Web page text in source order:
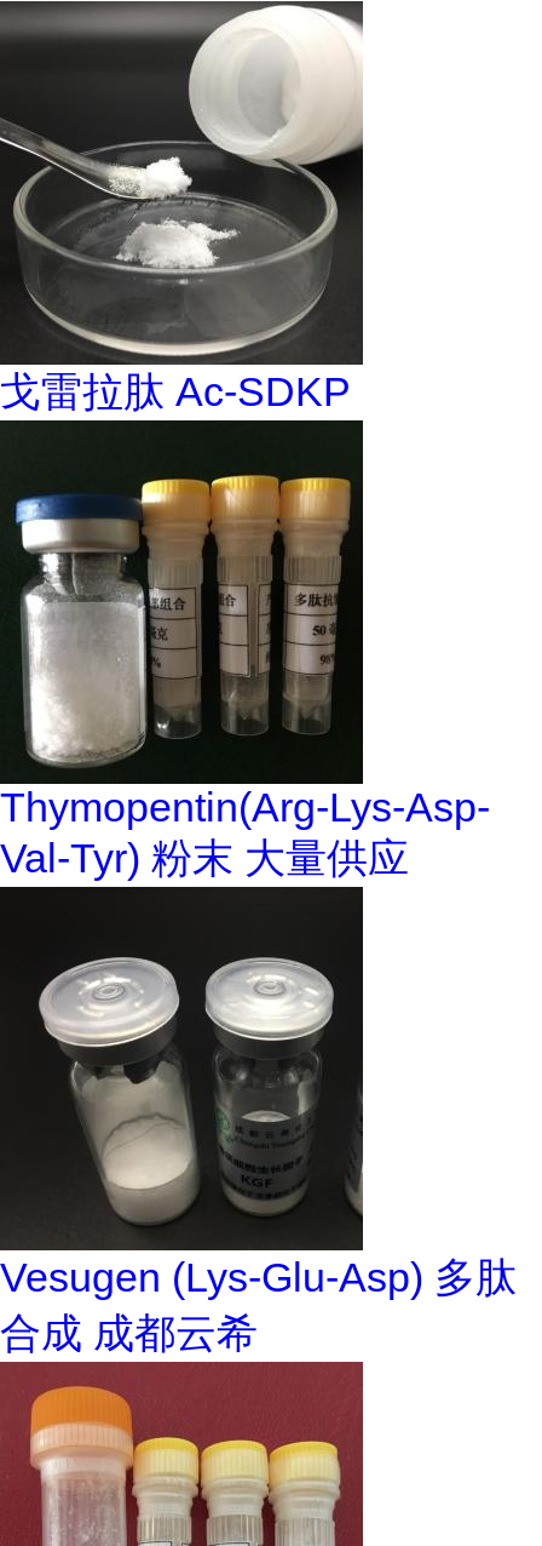
戈雷拉肽 Ac-SDKP
Thymopentin(Arg-Lys-Asp-
Val-Tyr) 粉末 大量供应
Vesugen (Lys-Glu-Asp) 多肽
合成 成都云希